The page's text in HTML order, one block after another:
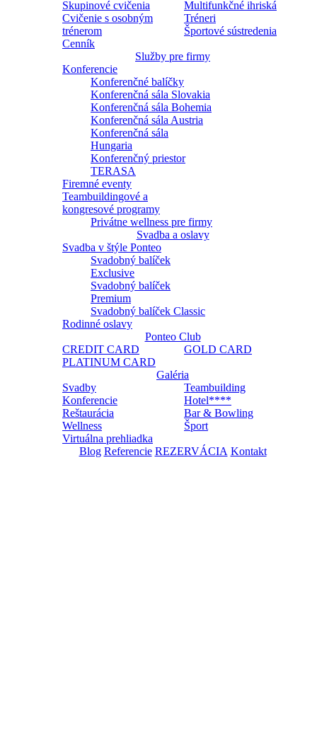
Skupinové cvičenia
Multifunkčné ihriská
Cvičenie s osobným
trénerom
Tréneri
Športové sústredenia
Cenník
Služby pre firmy
Konferencie
Konferenčné balíčky
Konferenčná sála Slovakia
Konferenčná sála Bohemia
Konferenčná sála Austria
Konferenčná sála
Hungaria
Konferenčný priestor
TERASA
Firemné eventy
Teambuildingové a
kongresové programy
Privátne wellness pre firmy
Svadba a oslavy
Svadba v štýle Ponteo
Svadobný balíček
Exclusive
Svadobný balíček
Premium
Svadobný balíček Classic
Rodinné oslavy
Ponteo Club
CREDIT CARD
GOLD CARD
PLATINUM CARD
Galéria
Svadby
Teambuilding
Konferencie
Hotel****
Reštaurácia
Bar & Bowling
Wellness
Šport
Virtuálna prehliadka
Blog Referencie REZERVÁCIA Kontakt